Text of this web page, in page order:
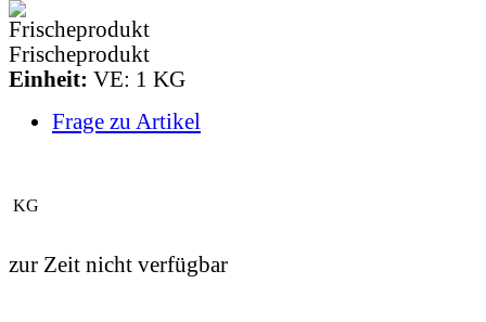
Frischeprodukt
Einheit: VE: 1 KG
Frage zu Artikel
KG
zur Zeit nicht verfügbar